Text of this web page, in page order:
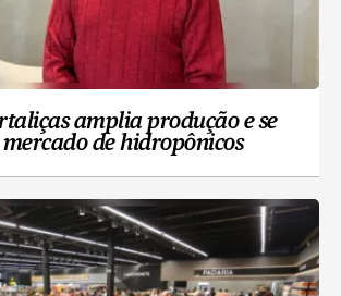
amplia produção e se
de hidropônicos